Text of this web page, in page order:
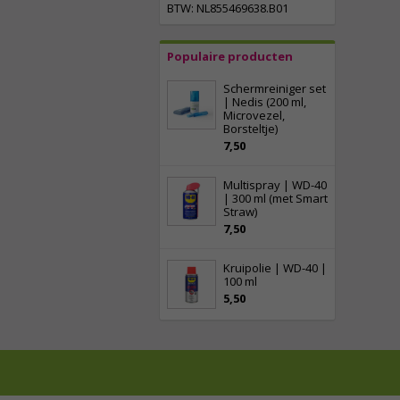
BTW: NL855469638.B01
Populaire producten
Schermreiniger set
| Nedis (200 ml,
Microvezel,
Borsteltje)
7,50
Multispray | WD-40
| 300 ml (met Smart
Straw)
7,50
Kruipolie | WD-40 |
100 ml
5,50